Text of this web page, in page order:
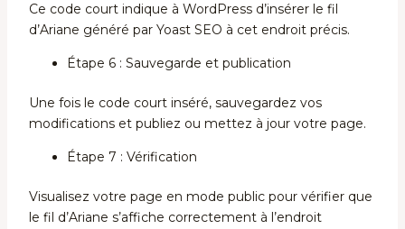
Ce code court indique à WordPress d’insérer le fil
d’Ariane généré par Yoast SEO à cet endroit précis.
Étape 6 : Sauvegarde et publication
Une fois le code court inséré, sauvegardez vos
modifications et publiez ou mettez à jour votre page.
Étape 7 : Vérification
Visualisez votre page en mode public pour vérifier que
le fil d’Ariane s’affiche correctement à l’endroit